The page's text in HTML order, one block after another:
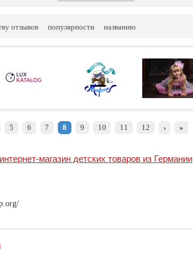
отзывов популярности названию
5 6 7 8 9 10 11 12 › »
магазин детских товаров из Германии